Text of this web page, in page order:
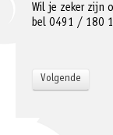
Wil je zeker zijn
bel 0491 / 180